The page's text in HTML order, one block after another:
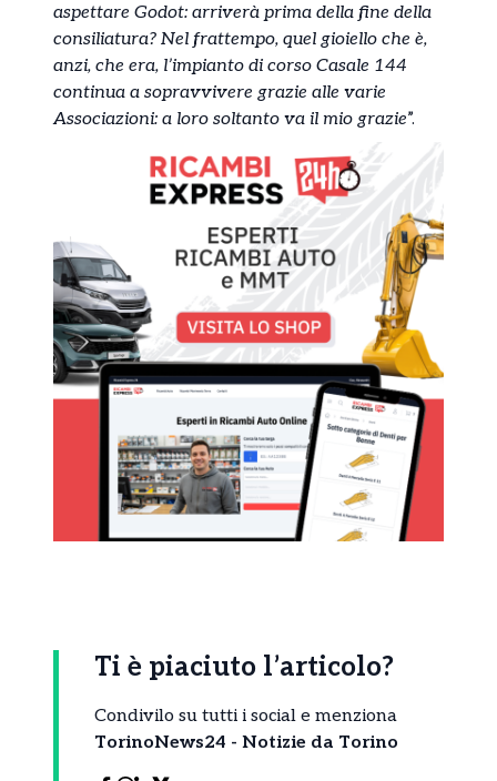
aspettare Godot: arriverà prima della fine della
consiliatura? Nel frattempo, quel gioiello che è,
anzi, che era, l’impianto di corso Casale 144
continua a sopravvivere grazie alle varie
Associazioni: a loro soltanto va il mio grazie”.
Ti è piaciuto l’articolo?
Condivilo su tutti i social e menziona
TorinoNews24 - Notizie da Torino